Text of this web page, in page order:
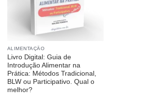
ALIMENTAÇÃO
Livro Digital: Guia de
Introdução Alimentar na
Prática: Métodos Tradicional,
BLW ou Participativo. Qual o
melhor?